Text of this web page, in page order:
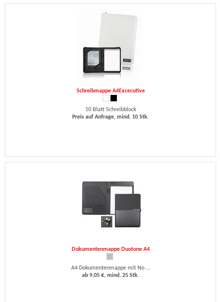
Schreibmappe A4Excecutive
50 Blatt Schreibblock
Preis auf Anfrage, mind. 10 Stk.
Dokumentenmappe Duotone A4
A4 Dokumentenmappe mit No ...
ab 9,05 €, mind. 25 Stk.